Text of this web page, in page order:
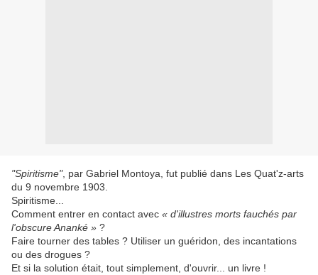
"Spiritisme", par Gabriel Montoya, fut publié dans Les Quat'z-arts
du 9 novembre 1903.
Spiritisme...
Comment entrer en contact avec « d'illustres morts fauchés par
l'obscure Ananké » ?
Faire tourner des tables ? Utiliser un guéridon, des incantations
ou des drogues ?
Et si la solution était, tout simplement, d'ouvrir... un livre !